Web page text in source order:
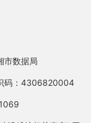
市数据局
码：4306820004